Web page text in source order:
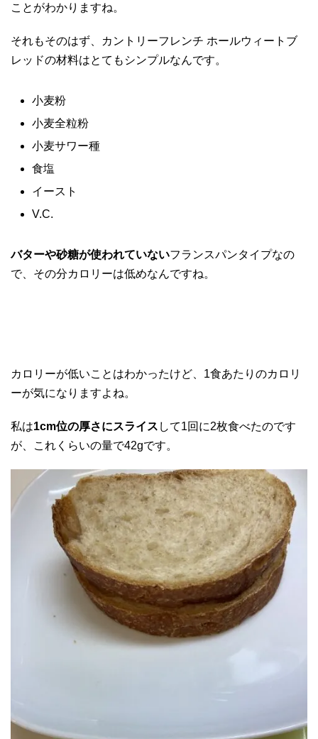
ことがわかりますね。
それもそのはず、カントリーフレンチ ホールウィートブ
レッドの材料はとてもシンプルなんです。
小麦粉
小麦全粒粉
小麦サワー種
食塩
イースト
V.C.
バターや砂糖が使われていないフランスパンタイプなの
で、その分カロリーは低めなんですね。
カロリーが低いことはわかったけど、1食あたりのカロリ
ーが気になりますよね。
私は1cm位の厚さにスライス して1回に2枚食べたのです
が、これくらいの量で42gです。